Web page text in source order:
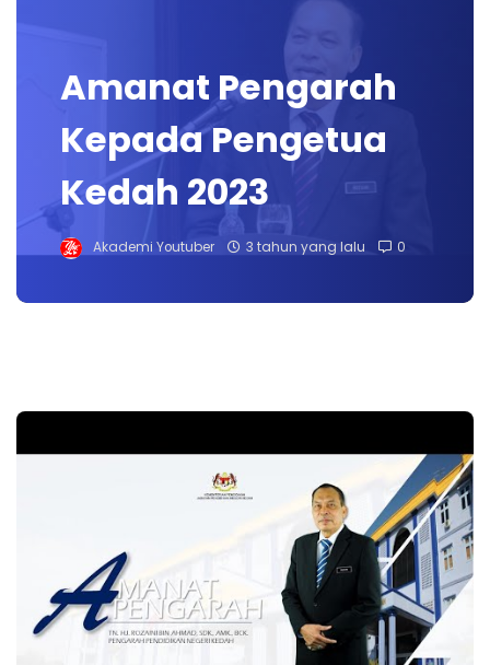
Amanat Pengarah
Kepada Pengetua
Kedah 2023
Akademi Youtuber 3 tahun yang lalu 0